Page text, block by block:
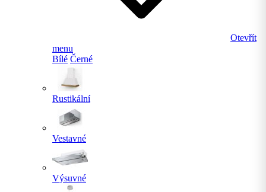
Otevřít
menu
Bílé Černé
Rustikální
Vestavné
Výsuvné